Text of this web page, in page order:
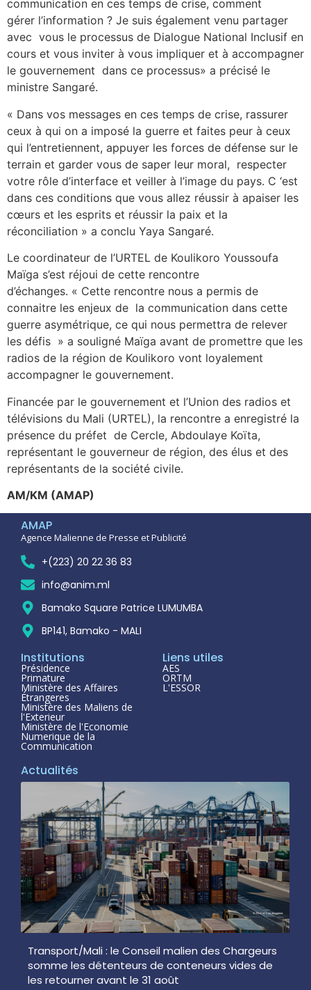
communication en ces temps de crise, comment
gérer l’information ? Je suis également venu partager
avec vous le processus de Dialogue National Inclusif en
cours et vous inviter à vous impliquer et à accompagner
le gouvernement dans ce processus» a précisé le
ministre Sangaré.
« Dans vos messages en ces temps de crise, rassurer
ceux à qui on a imposé la guerre et faites peur à ceux
qui l’entretiennent, appuyer les forces de défense sur le
terrain et garder vous de saper leur moral, respecter
votre rôle d’interface et veiller à l’image du pays. C ‘est
dans ces conditions que vous allez réussir à apaiser les
cœurs et les esprits et réussir la paix et la
réconciliation » a conclu Yaya Sangaré.
Le coordinateur de l’URTEL de Koulikoro Youssoufa
Maïga s’est réjoui de cette rencontre
d’échanges. « Cette rencontre nous a permis de
connaitre les enjeux de la communication dans cette
guerre asymétrique, ce qui nous permettra de relever
les défis » a souligné Maïga avant de promettre que les
radios de la région de Koulikoro vont loyalement
accompagner le gouvernement.
Financée par le gouvernement et l’Union des radios et
télévisions du Mali (URTEL), la rencontre a enregistré la
présence du préfet de Cercle, Abdoulaye Koïta,
représentant le gouverneur de région, des élus et des
représentants de la société civile.
AM/KM (AMAP)
AMAP
Agence Malienne de Presse et Publicité
+(223) 20 22 36 83
info@anim.ml
Bamako Square Patrice LUMUMBA
BP141, Bamako - MALI
Institutions
Présidence
Primature
Ministère des Affaires
Étrangeres
Ministère des Maliens de
l'Exterieur
Ministère de l'Economie
Numerique de la
Communication
Liens utiles
AES
ORTM
L'ESSOR
Actualités
Transport/Mali : le Conseil malien des Chargeurs
somme les détenteurs de conteneurs vides de
les retourner avant le 31 août